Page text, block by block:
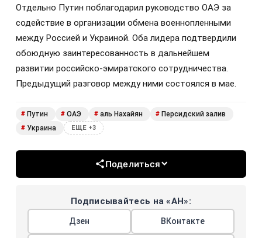
Отдельно Путин поблагодарил руководство ОАЭ за
содействие в организации обмена военнопленными
между Россией и Украиной. Оба лидера подтвердили
обоюдную заинтересованность в дальнейшем
развитии российско-эмиратского сотрудничества.
Предыдущий разговор между ними состоялся в мае.
# Путин # ОАЭ # аль Нахайян # Персидский залив
# Украина ЕЩЕ +3
Поделиться
Подписывайтесь на «АН»:
Дзен ВКонтакте